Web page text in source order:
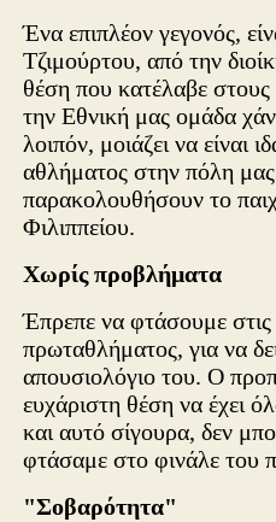
Ένα επιπλέον γεγονός,
Τζιμούρτου, από την
θέση που κατέλαβε
την Εθνική μας ομάδα
λοιπόν, μοιάζει να είναι
αθλήματος στην πόλη
παρακολουθήσουν το
Φιλιππείου.
Χωρίς προβλήματα
Έπρεπε να φτάσουμε στις
πρωταθλήματος, για να
απουσιολόγιο του. Ο
ευχάριστη θέση να έχει
και αυτό σίγουρα, δεν
φτάσαμε στο φινάλε του
"Σοβαρότητα"